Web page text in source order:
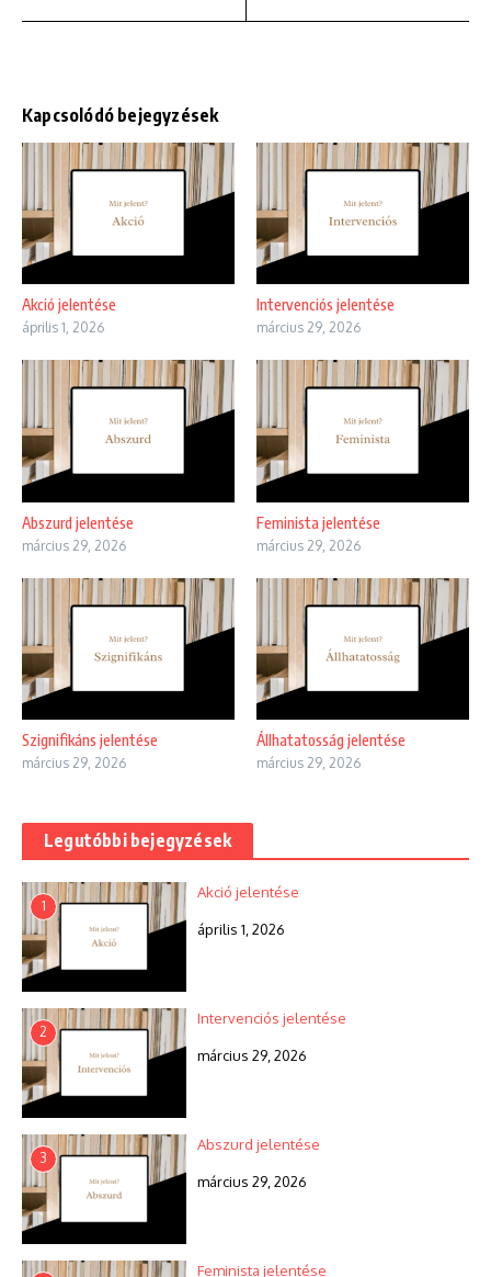
Kapcsolódó bejegyzések
Akció jelentése
április 1, 2026
Intervenciós jelentése
március 29, 2026
Abszurd jelentése
március 29, 2026
Feminista jelentése
március 29, 2026
Szignifikáns jelentése
március 29, 2026
Állhatatosság jelentése
március 29, 2026
Legutóbbi bejegyzések
1
Akció jelentése
április 1, 2026
2
Intervenciós jelentése
március 29, 2026
3
Abszurd jelentése
március 29, 2026
Feminista jelentése